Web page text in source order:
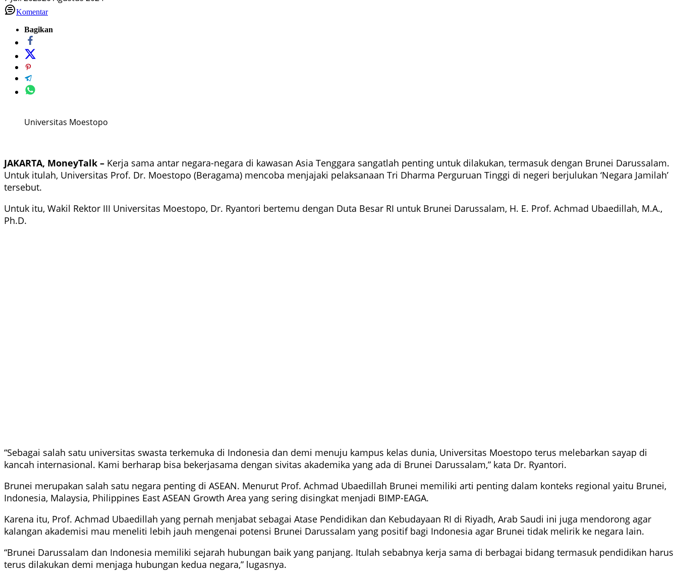
Komentar
Bagikan
Universitas Moestopo
JAKARTA, MoneyTalk – Kerja sama antar negara-negara di kawasan Asia Tenggara sangatlah penting untuk dilakukan, termasuk dengan Brunei Darussalam.
Untuk itulah, Universitas Prof. Dr. Moestopo (Beragama) mencoba menjajaki pelaksanaan Tri Dharma Perguruan Tinggi di negeri berjulukan ‘Negara Jamilah’
tersebut.
Untuk itu, Wakil Rektor III Universitas Moestopo, Dr. Ryantori bertemu dengan Duta Besar RI untuk Brunei Darussalam, H. E. Prof. Achmad Ubaedillah, M.A.,
Ph.D.
“Sebagai salah satu universitas swasta terkemuka di Indonesia dan demi menuju kampus kelas dunia, Universitas Moestopo terus melebarkan sayap di
kancah internasional. Kami berharap bisa bekerjasama dengan sivitas akademika yang ada di Brunei Darussalam,” kata Dr. Ryantori.
Brunei merupakan salah satu negara penting di ASEAN. Menurut Prof. Achmad Ubaedillah Brunei memiliki arti penting dalam konteks regional yaitu Brunei,
Indonesia, Malaysia, Philippines East ASEAN Growth Area yang sering disingkat menjadi BIMP-EAGA.
Karena itu, Prof. Achmad Ubaedillah yang pernah menjabat sebagai Atase Pendidikan dan Kebudayaan RI di Riyadh, Arab Saudi ini juga mendorong agar
kalangan akademisi mau meneliti lebih jauh mengenai potensi Brunei Darussalam yang positif bagi Indonesia agar Brunei tidak melirik ke negara lain.
“Brunei Darussalam dan Indonesia memiliki sejarah hubungan baik yang panjang. Itulah sebabnya kerja sama di berbagai bidang termasuk pendidikan harus
terus dilakukan demi menjaga hubungan kedua negara,” lugasnya.